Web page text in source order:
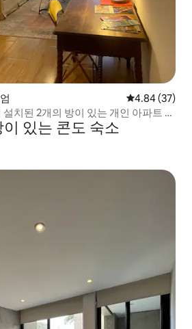
평점 4.84점(5
4.84 (37)
치된 2개의 방이 있는 개인 아파트 아
있는 콘도 숙소